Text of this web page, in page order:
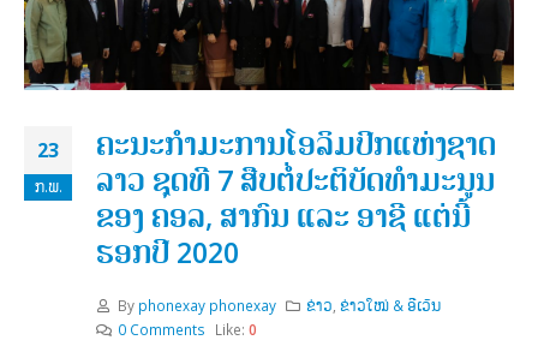
23
ກ.ພ.
ຄະນະກຳມະການໂອລິມປິກແຫ່ງຊາດ
ລາວ ຊຸດທີ 7 ສືບຕໍ່ປະຕິບັດທຳມະນູນ
ຂອງ ຄອລ, ສາກົນ ແລະ ອາຊີ ແຕ່ນີ້
ຮອກປີ 2020
By phonexay phonexay ຂ່າວ ,ຂ່າວໃໝ່ & ອີເວັນ
0 Comments
Like: 0